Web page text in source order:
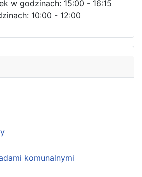
w godzinach: 15:00 - 16:15
10:00 - 12:00
komunalnymi